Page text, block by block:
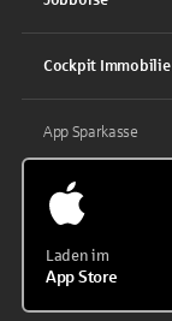
Cockpit Immobilie
App Sparkasse
Laden im
App Store